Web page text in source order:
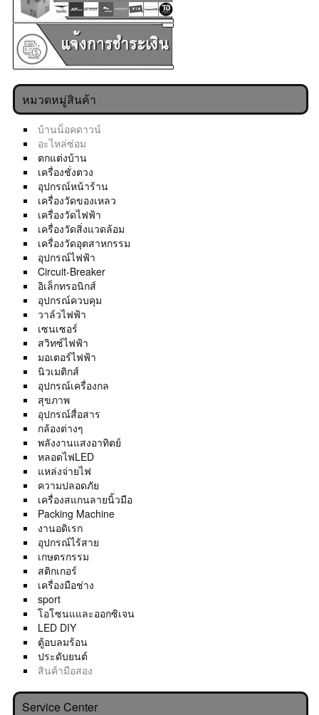
หมวดหมู่สินค้า
บ้านน็อคดาวน์
อะไหล่ซ่อม
ตกแต่งบ้าน
เครื่องชั่งตวง
อุปกรณ์หน้าร้าน
เครื่องวัดของเหลว
เครื่องวัดไฟฟ้า
เครื่องวัดสิ่งแวดล้อม
เครื่องวัดอุตสาหกรรม
อุปกรณ์ไฟฟ้า
Circuit-Breaker
อิเล็กทรอนิกส์
อุปกรณ์ควบคุม
วาล์วไฟฟ้า
เซนเซอร์
สวิทซ์ไฟฟ้า
มอเตอร์ไฟฟ้า
นิวเมติกส์
อุปกรณ์เครื่องกล
สุขภาพ
อุปกรณ์สื่อสาร
กล้องต่างๆ
พลังงานแสงอาทิตย์
หลอดไฟLED
แหล่งจ่ายไฟ
ความปลอดภัย
เครื่องสแกนลายนิ้วมือ
Packing Machine
งานอดิเรก
อุปกรณ์ไร้สาย
เกษตรกรรม
สติกเกอร์
เครื่องมือช่าง
sport
โอโซนแและออกซิเจน
LED DIY
ตู้อบลมร้อน
ประดับยนต์
สินค้ามือสอง
Service Center